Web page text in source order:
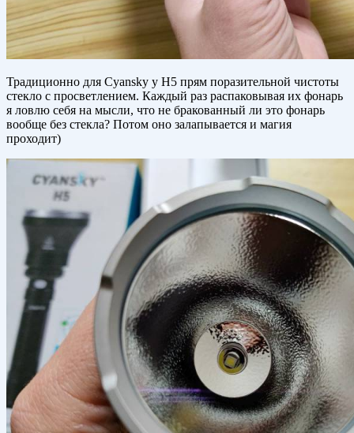
Традиционно для Cyansky у H5 прям поразительной чистоты
стекло с просветлением. Каждый раз распаковывая их фонарь
я ловлю себя на мысли, что не бракованный ли это фонарь
вообще без стекла? Потом оно залапывается и магия
проходит)